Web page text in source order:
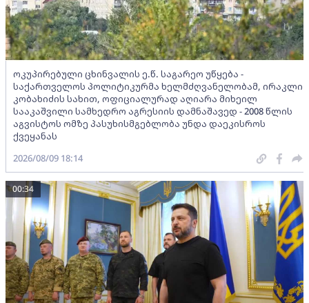
ოკუპირებული ცხინვალის ე.წ. საგარეო უწყება -
საქართველოს პოლიტიკურმა ხელმძღვანელობამ, ირაკლი
კობახიძის სახით, ოფიციალურად აღიარა მიხეილ
სააკაშვილი სამხედრო აგრესიის დამნაშავედ - 2008 წლის
აგვისტოს ომზე პასუხისმგებლობა უნდა დაეკისროს
ქვეყანას
2026/08/09 18:14
00:34